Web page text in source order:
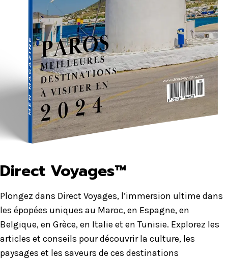
Direct Voyages™
Plongez dans Direct Voyages, l’immersion ultime dans
les épopées uniques au Maroc, en Espagne, en
Belgique, en Grèce, en Italie et en Tunisie. Explorez les
articles et conseils pour découvrir la culture, les
paysages et les saveurs de ces destinations